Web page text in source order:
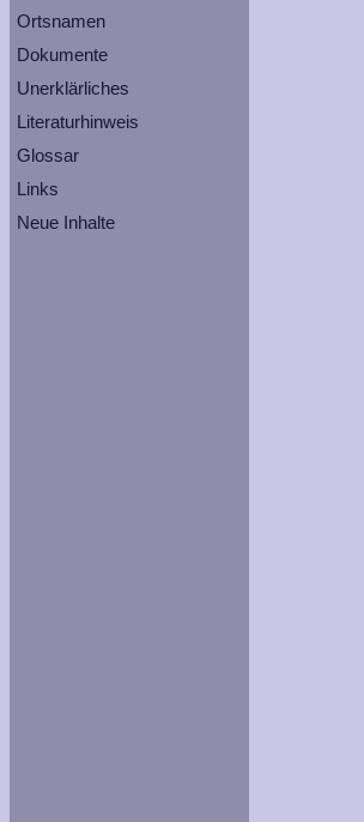
Ortsnamen
Dokumente
Unerklärliches
Literaturhinweis
Glossar
Links
Neue Inhalte